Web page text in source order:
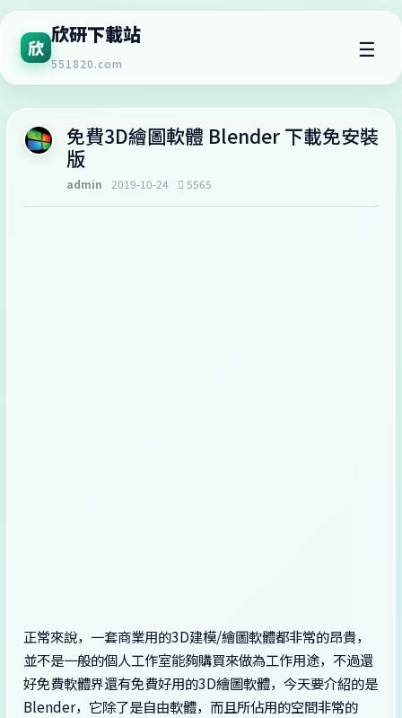
欣
欣研下載站
551820.com
☰
免費3D繪圖軟體 Blender 下載免安裝
版
admin 2019-10-24 5565
正常來說，一套商業用的3D建模/繪圖軟體都非常的昂貴，
並不是一般的個人工作室能夠購買來做為工作用途，不過還
好免費軟體界還有免費好用的3D繪圖軟體，今天要介紹的是
Blender，它除了是自由軟體，而且所佔用的空間非常的